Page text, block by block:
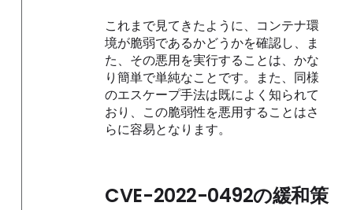
これまで見てきたように、コンテナ環
境が脆弱であるかどうかを確認し、ま
た、その悪用を実行することは、かな
り簡単で単純なことです。また、同様
のエスケープ手法は既によく知られて
おり、この脆弱性を悪用することはさ
らに容易となります。
CVE-2022-0492の緩和策